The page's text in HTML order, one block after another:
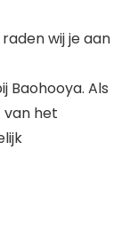
wij je aan
Baohooya. Als
het